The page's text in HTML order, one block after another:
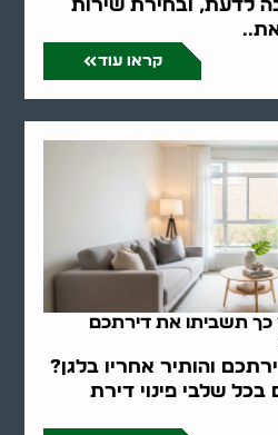
לדעת, ובחירת שירות
קראו עוד
כך תשביתו את דירתכם
והותיר אחריו בלגן?
בכל שלבי פינוי דירת